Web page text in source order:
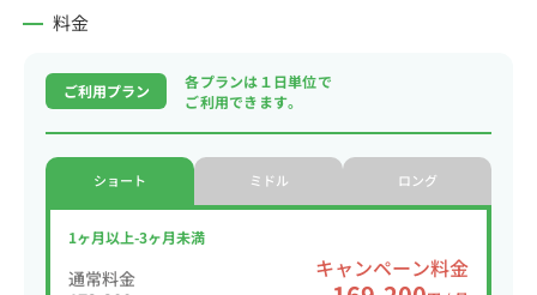
料金
ご利用プラン
各プランは１日単位で
ご利用できます。
ショート ミドル ロング
1ヶ月以上-3ヶ月未満
通常料金
キャンペーン料金